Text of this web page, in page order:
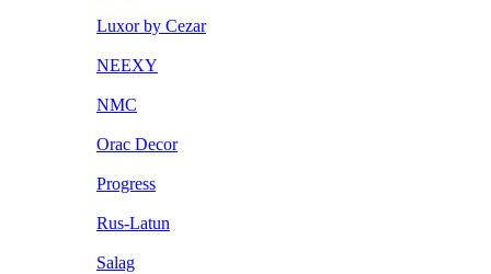
Luxor by Cezar
NEEXY
NMC
Orac Decor
Progress
Rus-Latun
Salag